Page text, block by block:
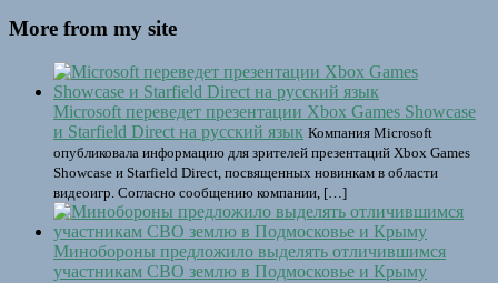
More from my site
Microsoft переведет презентации Xbox Games Showcase
и Starfield Direct на русский язык Компания Microsoft
опубликовала информацию для зрителей презентаций Xbox Games
Showcase и Starfield Direct, посвященных новинкам в области
видеоигр. Согласно сообщению компании, […]
Минобороны предложило выделять отличившимся
участникам СВО землю в Подмосковье и Крыму